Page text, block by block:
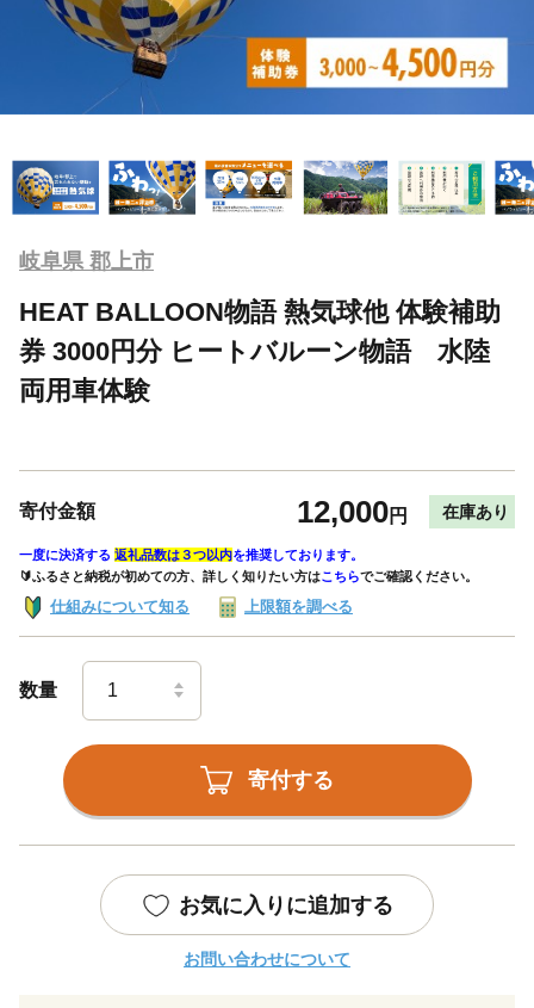
岐阜県 郡上市
HEAT BALLOON物語 熱気球他 体験補助
券 3000円分 ヒートバルーン物語 水陸
両用車体験
寄付金額 12,000円 在庫あり
一度に決済する 返礼品数は３つ以内を推奨しております。
🔰ふるさと納税が初めての方、詳しく知りたい方はこちらでご確認ください。
仕組みについて知る 上限額を調べる
数量
寄付する
お気に入りに追加する
お問い合わせについて